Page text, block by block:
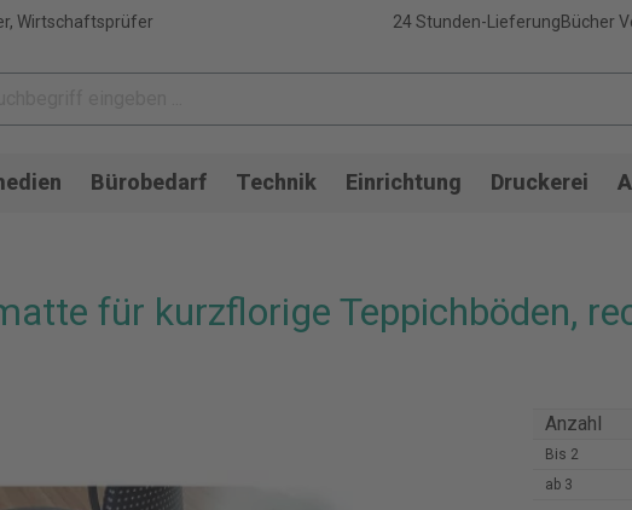
Wirtschaftsprüfer 24 Stunden-LieferungBücher
Bürobedarf Technik Einrichtung Druckerei
für kurzflorige Teppichböden,
Anzahl
Bis 2
ab 3